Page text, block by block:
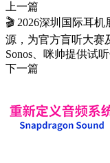
上一篇
🎬 2026深圳国际耳
源，为官方盲听大赛
Sonos、咪帅提供试听
下一篇